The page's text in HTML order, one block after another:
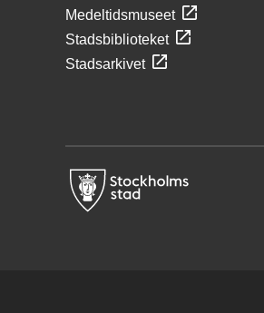
Medeltidsmuseet
Stadsbiblioteket
Stadsarkivet